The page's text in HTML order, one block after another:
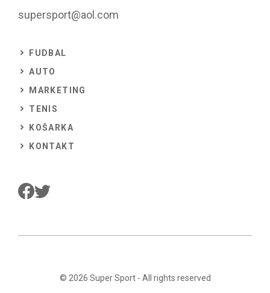
supersport@aol.com
FUDBAL
AUTO
MARKETING
TENIS
KOŠARKA
KONTAKT
© 2026 Super Sport- All rights reserved